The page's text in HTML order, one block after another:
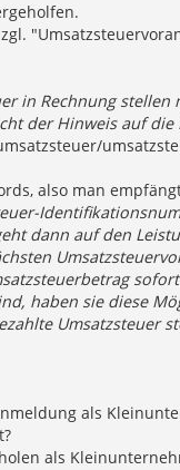
in Rechnung
der Hinweis auf
also man
dann auf den
haben sie diese
Umsatzsteuer
als
als